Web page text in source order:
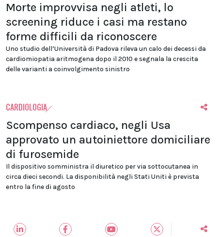
Morte improvvisa negli atleti, lo
screening riduce i casi ma restano
forme difficili da riconoscere
Uno studio dell’Università di Padova rileva un calo dei decessi da
cardiomiopatia aritmogena dopo il 2010 e segnala la crescita
delle varianti a coinvolgimento sinistro
CARDIOLOGIA
Scompenso cardiaco, negli Usa
approvato un autoiniettore domiciliare
di furosemide
Il dispositivo somministra il diuretico per via sottocutanea in
circa dieci secondi. La disponibilità negli Stati Uniti è prevista
entro la fine di agosto